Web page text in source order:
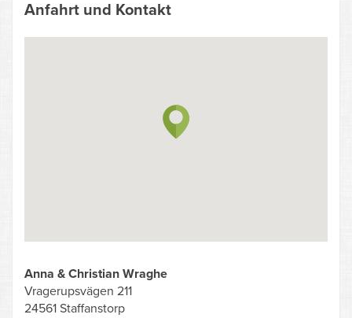
Anfahrt und Kontakt
Anna & Christian Wraghe
Vragerupsvägen 211
24561 Staffanstorp